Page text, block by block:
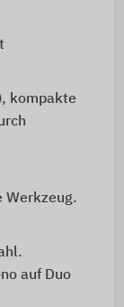
kompakte
Werkzeug.
auf Duo